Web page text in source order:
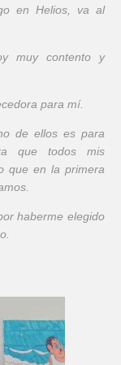
en Helios, va al
muy contento y
para mí.
de ellos es para
que todos mis
que en la primera
haberme elegido